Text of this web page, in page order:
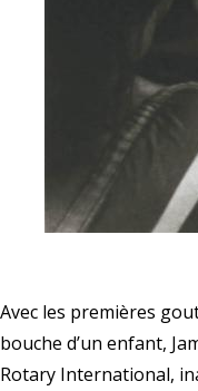
Avec les premières
bouche d’un enfant,
Rotary International,